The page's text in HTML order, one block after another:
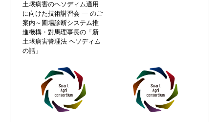
土壌病害のヘソディム適用
に向けた技術講習会 ― のご
案内～圃場診断システム推
進機構・對馬理事長の「新
土壌病害管理法 ヘソディム
の話」